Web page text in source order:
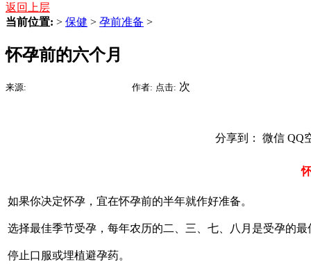
返回上层
当前位置: > 保健 > 孕前准备 >
怀孕前的六个月
来源: 作者: 点击: 次
分享到： 微信 QQ
如果你决定怀孕，宜在怀孕前的半年就作好准备。
选择最佳季节受孕，每年农历的二、三、七、八月是受孕的最
停止口服或埋植避孕药。